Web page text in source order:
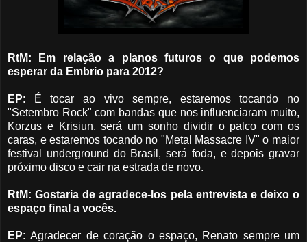
RtM: Em relação a planos futuros o que podemos
esperar da Embrio para 2012?
EP: É tocar ao vivo sempre, estaremos tocando no
"Setembro Rock" com bandas que nos influenciaram muito,
Korzus e Krisiun, será um sonho dividir o palco com os
caras, e estaremos tocando no "Metal Massacre IV" o maior
festival underground do Brasil, será foda, e depois gravar
próximo disco e cair na estrada de novo.
RtM: Gostaria de agradece-los pela entrevista e deixo o
espaço final a vocês.
EP: Agradecer de coração o espaço, Renato sempre um